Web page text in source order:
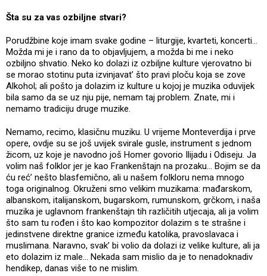
Šta su za vas ozbiljne stvari?
Porudžbine koje imam svake godine – liturgije, kvarteti, koncerti...
Možda mi je i rano da to objavljujem, a možda bi me i neko
ozbiljno shvatio. Neko ko dolazi iz ozbiljne kulture vjerovatno bi
se morao stotinu puta izvinjavat’ što pravi ploču koja se zove
Alkohol; ali pošto ja dolazim iz kulture u kojoj je muzika oduvijek
bila samo da se uz nju pije, nemam taj problem. Znate, mi i
nemamo tradiciju druge muzike.
Nemamo, recimo, klasičnu muziku. U vrijeme Monteverdija i prve
opere, ovdje su se još uvijek svirale gusle, instrument s jednom
žicom, uz koje je navodno još Homer govorio Ilijadu i Odiseju. Ja
volim naš folklor jer je kao Frankenštajn na prozaku... Bojim se da
ću reć’ nešto blasfemično, ali u našem folkloru nema mnogo
toga originalnog. Okruženi smo velikim muzikama: mađarskom,
albanskom, italijanskom, bugarskom, rumunskom, grčkom, i naša
muzika je uglavnom frankenštajn tih različitih utjecaja, ali ja volim
što sam tu rođen i što kao kompozitor dolazim s te strašne i
jedinstvene direktne granice između katolika, pravoslavaca i
muslimana. Naravno, svak’ bi volio da dolazi iz velike kulture, ali ja
eto dolazim iz male... Nekada sam mislio da je to nenadoknadiv
hendikep, danas više to ne mislim.